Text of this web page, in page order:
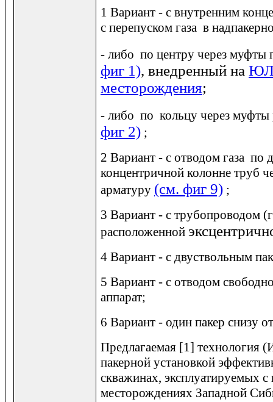
1 Вариант - с внутренним
с перепуском газа в
- либо по центру через муфты
фиг 1), внедренный на
месторождения;
- либо по кольцу через муфты
фиг 2) ;
2 Вариант - с отводом газа по
концентричной колонне труб
арматуру (см. фиг 9) ;
3 Вариант - с трубопроводом
расположенной
4 Вариант - с двуствольным
5 Вариант - с отводом
аппарат;
6 Вариант - один пакер снизу
Предлагаемая [1] технология
пакерной установкой
скважинах,
месторождениях Западной